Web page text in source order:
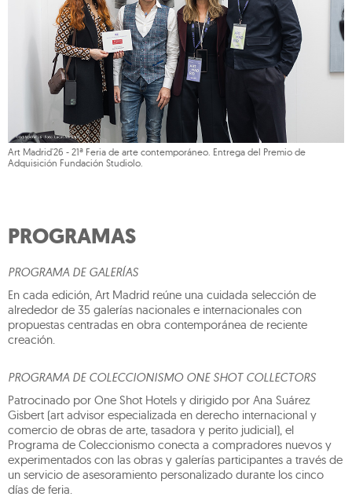
Art Madrid'26 - 21ª Feria de arte contemporáneo. Entrega del Premio de
Adquisición Fundación Studiolo.
PROGRAMAS
PROGRAMA DE GALERÍAS
En cada edición, Art Madrid reúne una cuidada selección de
alrededor de 35 galerías nacionales e internacionales con
propuestas centradas en obra contemporánea de reciente
creación.
PROGRAMA DE COLECCIONISMO ONE SHOT COLLECTORS
Patrocinado por One Shot Hotels y dirigido por Ana Suárez
Gisbert (art advisor especializada en derecho internacional y
comercio de obras de arte, tasadora y perito judicial), el
Programa de Coleccionismo conecta a compradores nuevos y
experimentados con las obras y galerías participantes a través de
un servicio de asesoramiento personalizado durante los cinco
días de feria.